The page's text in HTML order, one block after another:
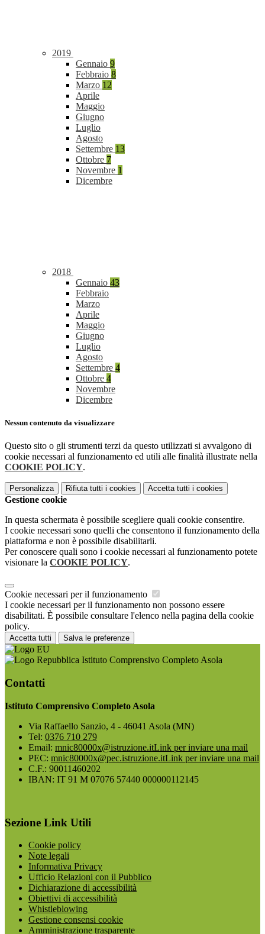
2019
Gennaio 9
Febbraio 8
Marzo 12
Aprile
Maggio
Giugno
Luglio
Agosto
Settembre 13
Ottobre 7
Novembre 1
Dicembre
2018
Gennaio 43
Febbraio
Marzo
Aprile
Maggio
Giugno
Luglio
Agosto
Settembre 4
Ottobre 4
Novembre
Dicembre
Nessun contenuto da visualizzare
Questo sito o gli strumenti terzi da questo utilizzati si avvalgono di
cookie necessari al funzionamento ed utili alle finalità illustrate nella
COOKIE POLICY.
Personalizza Rifiuta tutti i cookies Accetta tutti i cookies
Gestione cookie
In questa schermata è possibile scegliere quali cookie consentire.
I cookie necessari sono quelli che consentono il funzionamento della
piattaforma e non è possibile disabilitarli.
Per conoscere quali sono i cookie necessari al funzionamento potete
visionare la COOKIE POLICY.
Cookie necessari per il funzionamento
I cookie necessari per il funzionamento non possono essere
disabilitati. È possibile consultare l'elenco nella pagina della cookie
policy.
Accetta tutti Salva le preferenze
Istituto Comprensivo Completo Asola
Contatti
Istituto Comprensivo Completo Asola
Via Raffaello Sanzio, 4 - 46041 Asola (MN)
Tel: 0376 710 279
Email: mnic80000x@istruzione.itLink per inviare una mail
PEC: mnic80000x@pec.istruzione.itLink per inviare una mail
C.F.: 90011460202
IBAN: IT 91 M 07076 57440 000000112145
Sezione Link Utili
Cookie policy
Note legali
Informativa Privacy
Ufficio Relazioni con il Pubblico
Dichiarazione di accessibilità
Obiettivi di accessibilità
Whistleblowing
Gestione consensi cookie
Amministrazione trasparente